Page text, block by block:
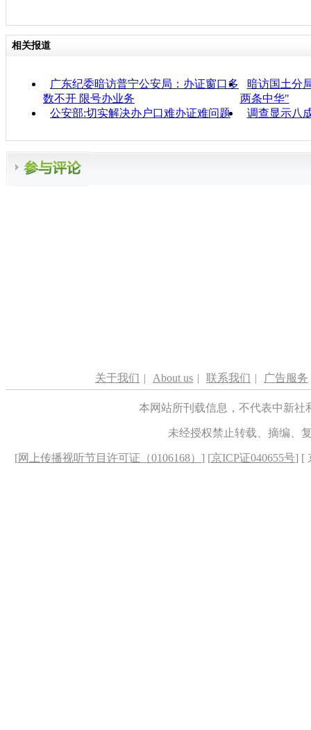
相关报道
广东纪委暗访普宁公安局：办证窗口多
数不开 限号办业务
暗访国土分
两条中华"
公安部:切实解决办户口难办证难问题
调查显示八
关于我们 | About us | 联系我们 | 广告服务
本网站所刊载信息，不代表中新
未经授权禁止转载、摘编、
[网上传播视听节目许可证（0106168） ] [京ICP证040655号] [